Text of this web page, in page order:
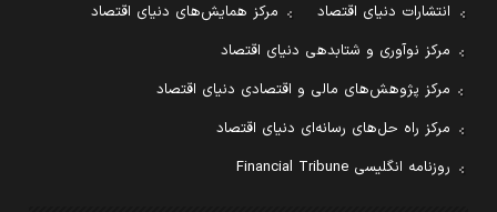
انتشارات دنیای اقتصاد
مرکز همایش‌های دنیای اقتصاد
مرکز نوآوری و شتابدهی دنیای اقتصاد
مرکز پژوهش‌های مالی و اقتصادی دنیای اقتصاد
مرکز راه حل‌های رسانه‌ای دنیای اقتصاد
روزنامه انگلیسی Financial Tribune